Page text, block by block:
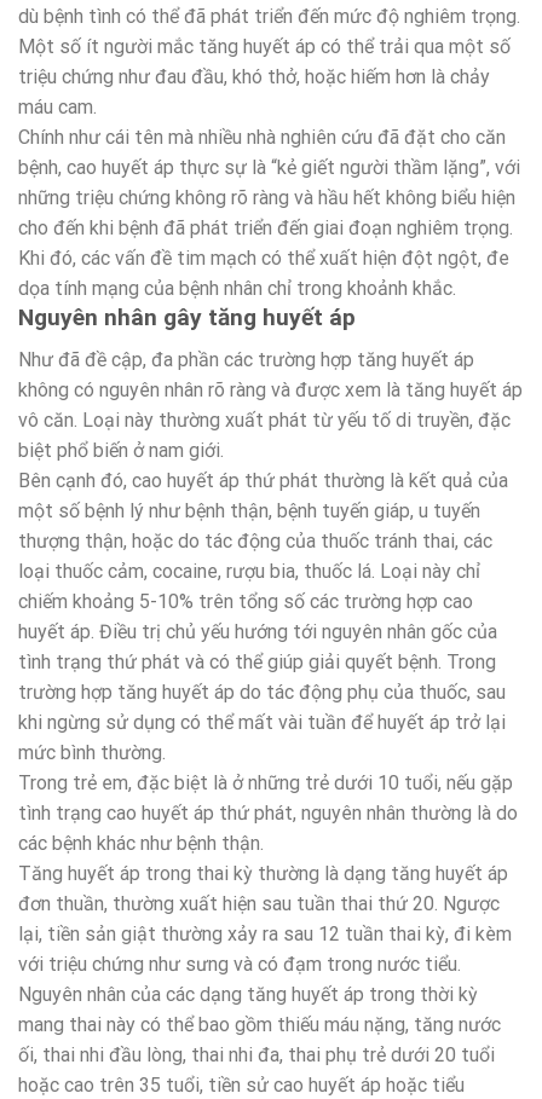
dù bệnh tình có thể đã phát triển đến mức độ nghiêm trọng.
Một số ít người mắc tăng huyết áp có thể trải qua một số
triệu chứng như đau đầu, khó thở, hoặc hiếm hơn là chảy
máu cam.
Chính như cái tên mà nhiều nhà nghiên cứu đã đặt cho căn
bệnh, cao huyết áp thực sự là “kẻ giết người thầm lặng”, với
những triệu chứng không rõ ràng và hầu hết không biểu hiện
cho đến khi bệnh đã phát triển đến giai đoạn nghiêm trọng.
Khi đó, các vấn đề tim mạch có thể xuất hiện đột ngột, đe
dọa tính mạng của bệnh nhân chỉ trong khoảnh khắc.
Nguyên nhân gây tăng huyết áp
Như đã đề cập, đa phần các trường hợp tăng huyết áp
không có nguyên nhân rõ ràng và được xem là tăng huyết áp
vô căn. Loại này thường xuất phát từ yếu tố di truyền, đặc
biệt phổ biến ở nam giới.
Bên cạnh đó, cao huyết áp thứ phát thường là kết quả của
một số bệnh lý như bệnh thận, bệnh tuyến giáp, u tuyến
thượng thận, hoặc do tác động của thuốc tránh thai, các
loại thuốc cảm, cocaine, rượu bia, thuốc lá. Loại này chỉ
chiếm khoảng 5-10% trên tổng số các trường hợp cao
huyết áp. Điều trị chủ yếu hướng tới nguyên nhân gốc của
tình trạng thứ phát và có thể giúp giải quyết bệnh. Trong
trường hợp tăng huyết áp do tác động phụ của thuốc, sau
khi ngừng sử dụng có thể mất vài tuần để huyết áp trở lại
mức bình thường.
Trong trẻ em, đặc biệt là ở những trẻ dưới 10 tuổi, nếu gặp
tình trạng cao huyết áp thứ phát, nguyên nhân thường là do
các bệnh khác như bệnh thận.
Tăng huyết áp trong thai kỳ thường là dạng tăng huyết áp
đơn thuần, thường xuất hiện sau tuần thai thứ 20. Ngược
lại, tiền sản giật thường xảy ra sau 12 tuần thai kỳ, đi kèm
với triệu chứng như sưng và có đạm trong nước tiểu.
Nguyên nhân của các dạng tăng huyết áp trong thời kỳ
mang thai này có thể bao gồm thiếu máu nặng, tăng nước
ối, thai nhi đầu lòng, thai nhi đa, thai phụ trẻ dưới 20 tuổi
hoặc cao trên 35 tuổi, tiền sử cao huyết áp hoặc tiểu